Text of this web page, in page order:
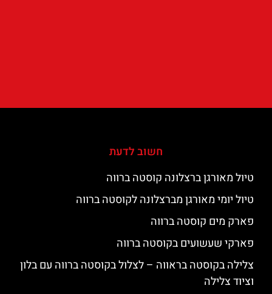
חשוב לדעת
טיול מאורגן ברצלונה קוסטה ברווה
טיול יומי מאורגן מברצלונה לקוסטה ברווה
פארק מים קוסטה ברווה
פארקי שעשועים בקוסטה ברווה
צלילה בקוסטה בראווה – לצלול בקוסטה ברווה עם בלון
וציוד צלילה